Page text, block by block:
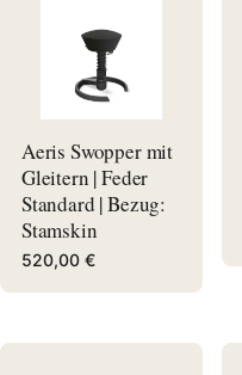
Aeris Swopper mit
Gleitern | Feder
Standard | Bezug:
Stamskin
520,00 €